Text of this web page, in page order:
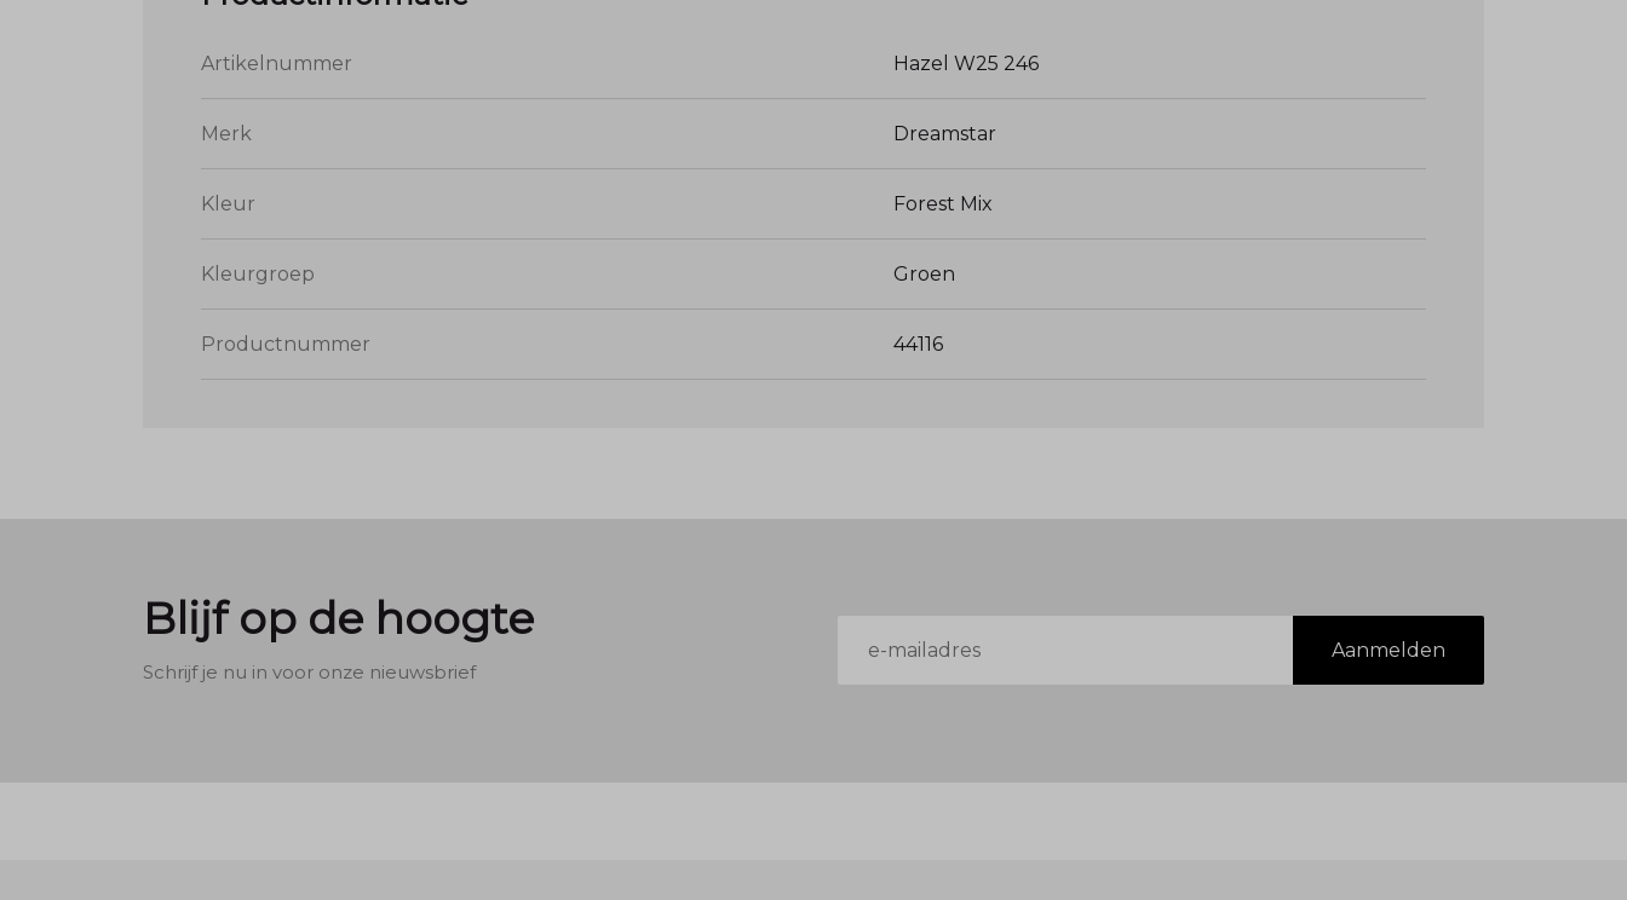
Artikelnummer Hazel W25 246
Merk Dreamstar
Kleur Forest Mix
Kleurgroep Groen
Productnummer 44116
Blijf op de hoogte
Schrijf je nu in voor onze nieuwsbrief
mailadres
Aanmelden